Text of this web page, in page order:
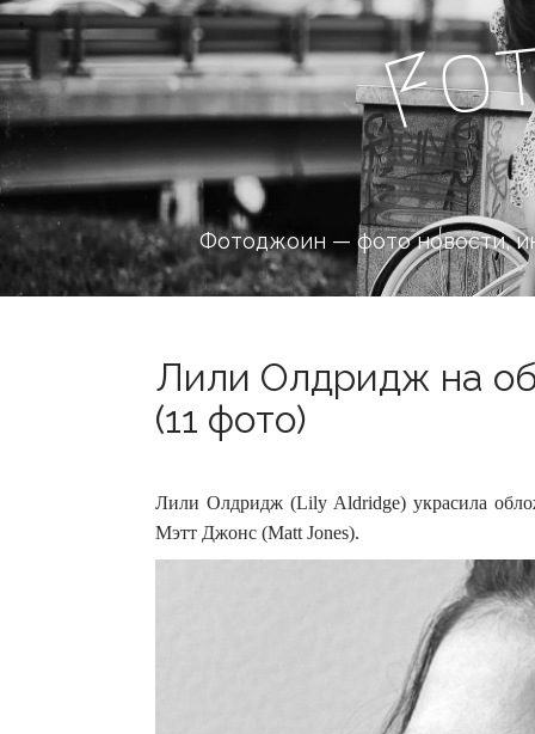
Fo
Фотоджоин — фото новости,
Лили Олдридж на
(11 фото)
Лили Олдридж (Lily Aldridge) украсила
Мэтт Джонс (Matt Jones).